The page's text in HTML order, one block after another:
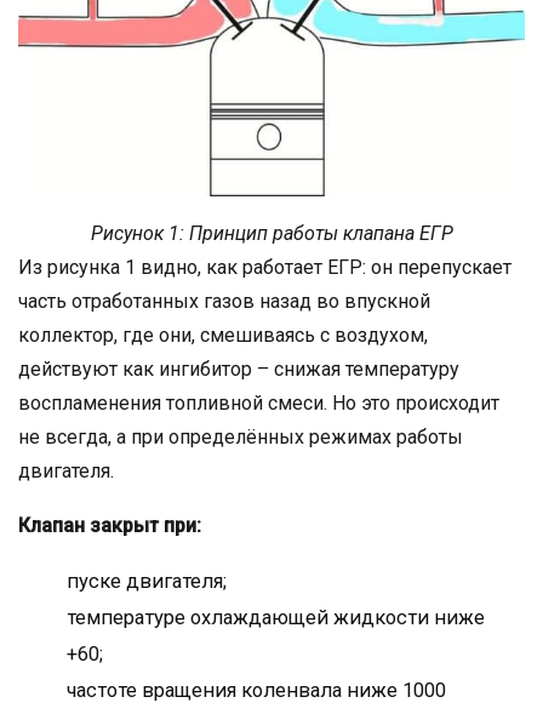
Рисунок 1: Принцип работы клапана ЕГР
Из рисунка 1 видно, как работает ЕГР: он перепускает
часть отработанных газов назад во впускной
коллектор, где они, смешиваясь с воздухом,
действуют как ингибитор – снижая температуру
воспламенения топливной смеси. Но это происходит
не всегда, а при определённых режимах работы
двигателя.
Клапан закрыт при:
пуске двигателя;
температуре охлаждающей жидкости ниже
+60;
частоте вращения коленвала ниже 1000